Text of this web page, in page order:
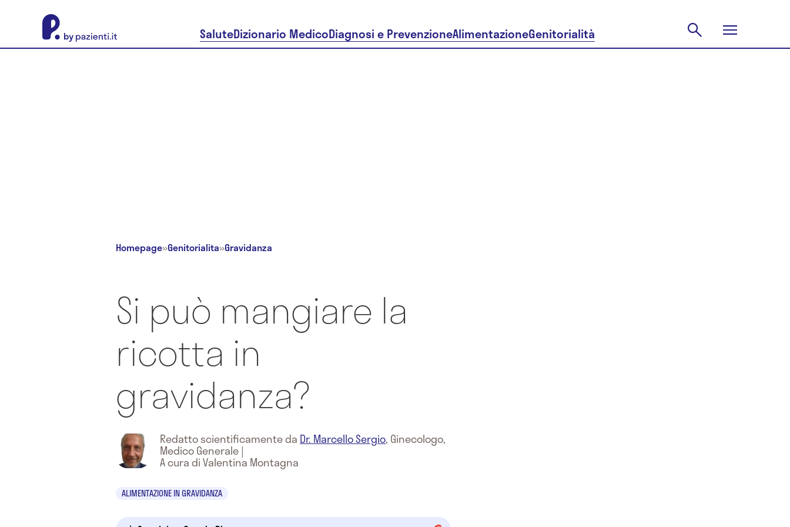
SaluteDizionario MedicoDiagnosi e PrevenzioneAlimentazioneGenitorialità
Homepage»Genitorialita»Gravidanza
Si può mangiare la
ricotta in
gravidanza?
Redatto scientificamente da Dr. Marcello Sergio, Ginecologo,
Medico Generale|
A cura di Valentina Montagna
ALIMENTAZIONE IN GRAVIDANZA